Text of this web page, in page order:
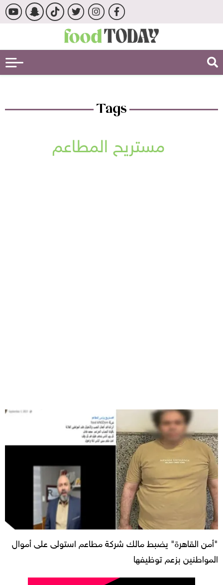
Tags
مستريح المطاعم
"أمن القاهرة" يضبط مالك شركة مطاعم استولى على أموال
المواطنين بزعم توظيفها